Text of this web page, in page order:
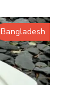
Bangladesh